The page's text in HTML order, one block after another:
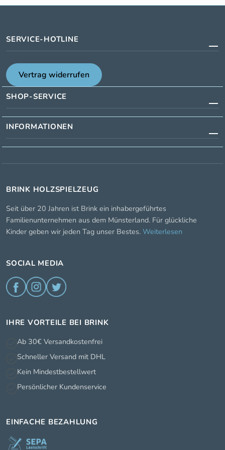
SERVICE-HOTLINE
Vertrag widerrufen
SHOP-SERVICE
INFORMATIONEN
BRINK HOLZSPIELZEUG
Seit über 20 Jahren ist Brink ein inhabergeführtes
Familienunternehmen aus dem Münsterland. Für glückliche
Kinder geben wir jeden Tag unser Bestes. Weiterlesen
SOCIAL MEDIA
IHRE VORTEILE BEI BRINK
Ab 30€ Versandkostenfrei
Schneller Versand mit DHL
Kein Mindestbestellwert
Persönlicher Kundenservice
EINFACHE BEZAHLUNG